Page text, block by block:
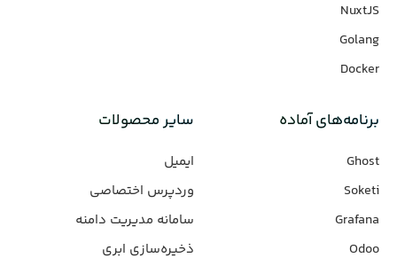
NuxtJS
Golang
Docker
برنامه‌های‌ آماده
Ghost
Soketi
Grafana
Odoo
سایر محصولات
ایمیل
وردپرس‌ اختصاصی
سامانه مدیریت دامنه
ذخیره‌سازی ابری